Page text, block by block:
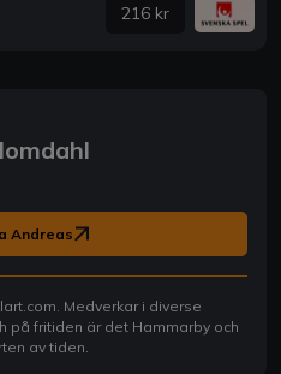
216 kr
Andreas
Medverkar i diverse
på fritiden är det Hammarby och
av tiden.